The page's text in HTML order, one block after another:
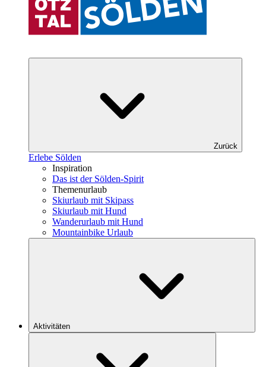
Zurück
Erlebe Sölden
Inspiration
Das ist der Sölden-Spirit
Themenurlaub
Skiurlaub mit Skipass
Skiurlaub mit Hund
Wanderurlaub mit Hund
Mountainbike Urlaub
Aktivitäten